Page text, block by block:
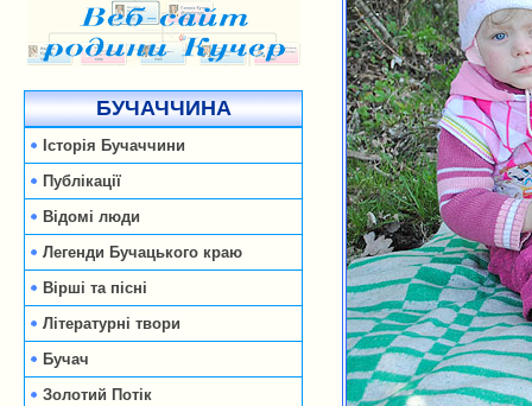
БУЧАЧЧИНА
Історія Бучаччини
Публікації
Відомі люди
Легенди Бучацького краю
Вірші та пісні
Літературні твори
Бучач
Золотий Потік